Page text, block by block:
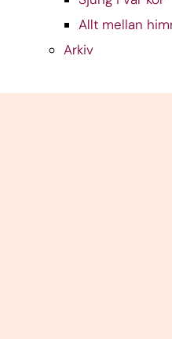
Allt mellan
Arkiv